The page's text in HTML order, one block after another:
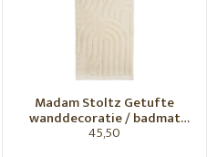
Madam Stoltz Getufte
wanddecoratie / badmat
Vanille
45,50